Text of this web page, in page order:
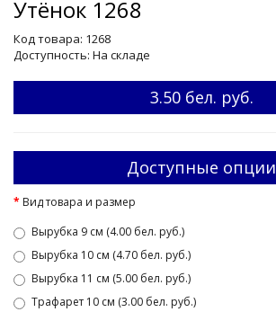
Утёнок 1268
Код товара: 1268
Доступность: На складе
3.50 бел. руб.
Доступные опции
Вид товара и размер
Вырубка 9 см (4.00 бел. руб.)
Вырубка 10 см (4.70 бел. руб.)
Вырубка 11 см (5.00 бел. руб.)
Трафарет 10 см (3.00 бел. руб.)